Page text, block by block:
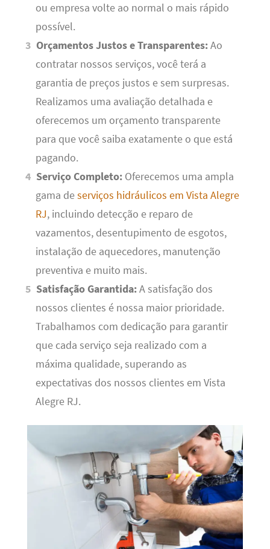
ou empresa volte ao normal o mais rápido
possível.
Orçamentos Justos e Transparentes:Ao
contratar nossos serviços, você terá a
garantia de preços justos e sem surpresas.
Realizamos uma avaliação detalhada e
oferecemos um orçamento transparente
para que você saiba exatamente o que está
pagando.
Serviço Completo: Oferecemos uma ampla
gama deserviços hidráulicos em Vista Alegre
RJ, incluindo detecção e reparo de
vazamentos, desentupimento de esgotos,
instalação de aquecedores, manutenção
preventiva e muito mais.
Satisfação Garantida:A satisfação dos
nossos clientes é nossa maior prioridade.
Trabalhamos com dedicação para garantir
que cada serviço seja realizado com a
máxima qualidade, superando as
expectativas dos nossos clientes em Vista
Alegre RJ.